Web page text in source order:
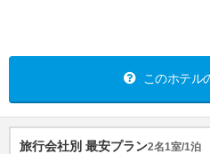
このホテル
旅行会社別 最安プラン2名1室/1泊